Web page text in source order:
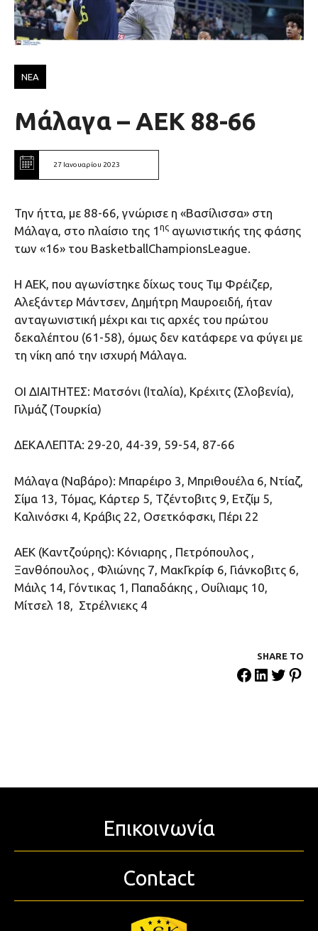
ΝΕΑ
Μάλαγα – ΑΕΚ 88-66
27 Ιανουαρίου 2023
Την ήττα, με 88-66, γνώρισε η «Βασίλισσα» στη
Μάλαγα, στο πλαίσιο της 1 ης αγωνιστικής της φάσης
των «16» του BasketballChampionsLeague.
Η ΑΕΚ, που αγωνίστηκε δίχως τους Τιμ Φρέιζερ,
Αλεξάντερ Μάντσεν, Δημήτρη Μαυροειδή, ήταν
ανταγωνιστική μέχρι και τις αρχές του πρώτου
δεκαλέπτου (61-58), όμως δεν κατάφερε να φύγει με
τη νίκη από την ισχυρή Μάλαγα.
ΟΙ ΔΙΑΙΤΗΤΕΣ: Ματσόνι (Ιταλία), Κρέχιτς (Σλοβενία),
Γιλμάζ (Τουρκία)
ΔΕΚΑΛΕΠΤΑ: 29-20, 44-39, 59-54, 87-66
Μάλαγα (Ναβάρο): Μπαρέιρο 3, Μπριθουέλα 6, Ντίαζ,
Σίμα 13, Τόμας, Κάρτερ 5, Τζέντοβιτς 9, Ετζίμ 5,
Καλινόσκι 4, Κράβις 22, Οσετκόφσκι, Πέρι 22
ΑΕΚ (Καντζούρης): Κόνιαρης , Πετρόπουλος ,
Ξανθόπουλος , Φλιώνης 7, ΜακΓκρίφ 6, Γιάνκοβιτς 6,
Μάιλς 14, Γόντικας 1, Παπαδάκης , Ουίλιαμς 10,
Μίτσελ 18, Στρέλνιεκς 4
SHARE ΤΟ
Επικοινωνία
Contact